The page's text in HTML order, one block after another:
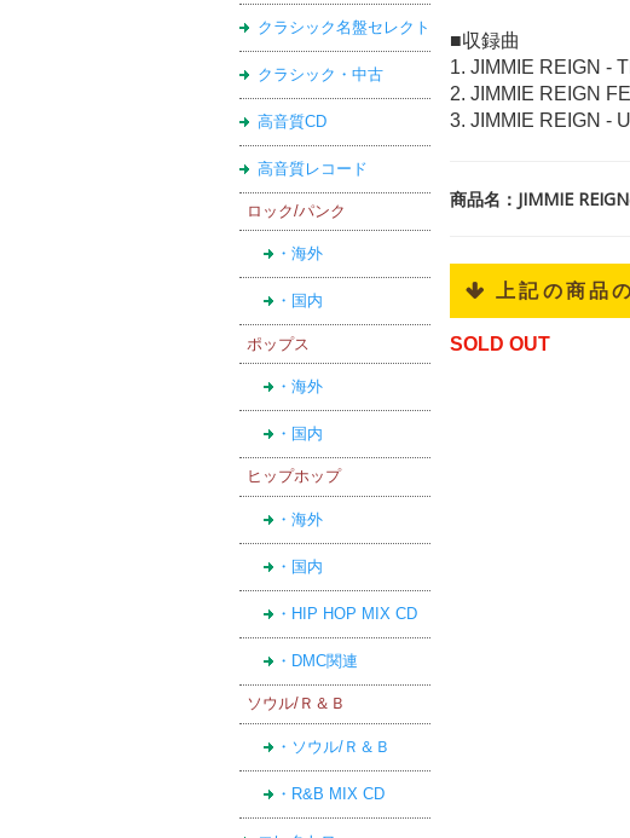
クラシック名盤セレクト
クラシック・中古
高音質CD
高音質レコード
ロック/パンク
・海外
・国内
ポップス
・海外
・国内
ヒップホップ
・海外
・国内
・HIP HOP MIX CD
・DMC関連
ソウル/Ｒ＆Ｂ
・ソウル/Ｒ＆Ｂ
・R&B MIX CD
■収録曲
1. JIMMIE REIGN -
2. JIMMIE REIGN
3. JIMMIE REIGN -
商品名：JIMMIE
 上記の商品
SOLD OUT